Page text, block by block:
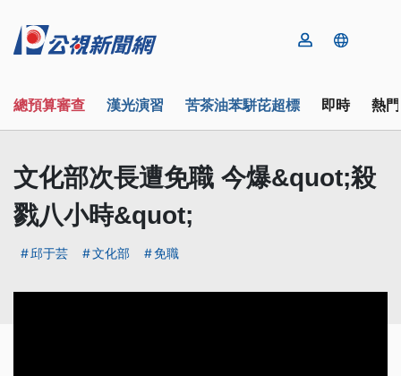
總預算審查 漢光演習 苦茶油苯駢芘超標 即時 熱
文化部次長遭免職 今爆&quot;殺
戮八小時&quot;
邱于芸 文化部 免職